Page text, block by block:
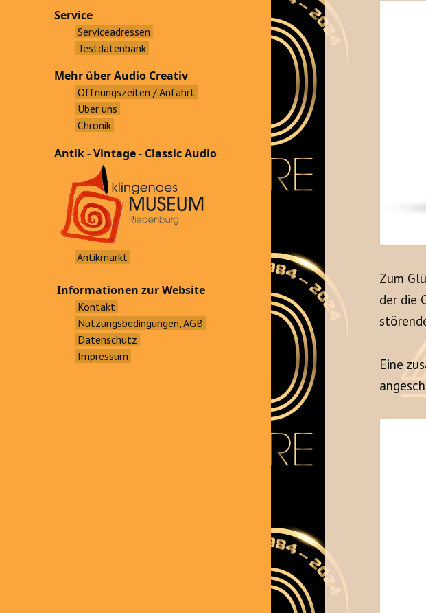
Service
Serviceadressen
Testdatenbank
Mehr über Audio Creativ
Öffnungszeiten / Anfahrt
Über uns
Chronik
Antik - Vintage - Classic Audio
Antikmarkt
Informationen zur Website
Kontakt
Nutzungsbedingungen, AGB
Datenschutz
Impressum
Zum
der die
Eine